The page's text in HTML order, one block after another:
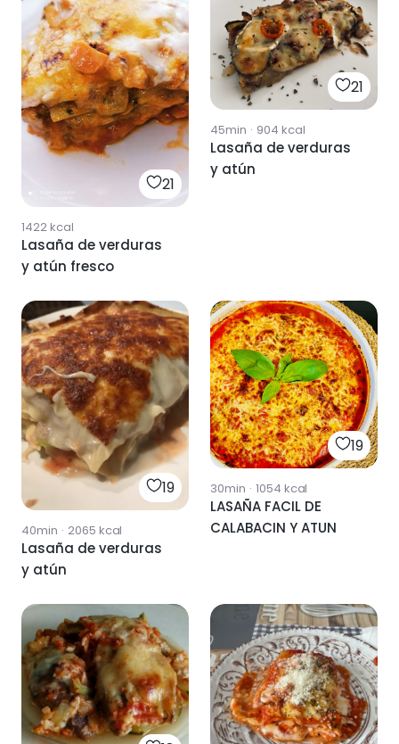
21
1422kcal
Lasaña de verduras
y atún fresco
21
45min · 904 kcal
Lasaña de verduras
y atún
19
40min · 2065 kcal
Lasaña de verduras
y atún
19
30min · 1054 kcal
LASAÑA FACIL DE
CALABACIN Y ATUN